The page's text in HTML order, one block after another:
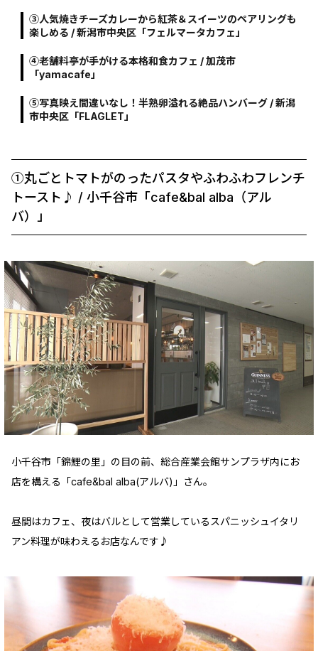
③人気焼きチーズカレーから紅茶＆スイーツのペアリングも
楽しめる / 新潟市中央区「フェルマータカフェ」
④老舗料亭が手がける本格和食カフェ / 加茂市
「yamacafe」
⑤写真映え間違いなし！半熟卵溢れる絶品ハンバーグ / 新潟
市中央区「FLAGLET」
①丸ごとトマトがのったパスタやふわふわフレンチ
トースト♪ / 小千谷市「cafe&bal alba（アル
バ）」
小千谷市「錦鯉の里」の目の前、総合産業会館サンプラザ内にお
店を構える「cafe&bal alba(アルバ)」さん。
昼間はカフェ、夜はバルとして営業しているスパニッシュイタリ
アン料理が味わえるお店なんです♪